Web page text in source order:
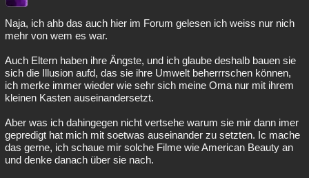
Naja, ich ahb das auch hier im Forum gelesen ich weiss nur nich
mehr von wem es war.
Auch Eltern haben ihre Ängste, und ich glaube deshalb bauen sie
sich die Illusion aufd, das sie ihre Umwelt beherrrschen können,
ich merke immer wieder wie sehr sich meine Oma nur mit ihrem
kleinen Kasten auseinandersetzt.
Aber was ich dahingegen nicht vertsehe warum sie mir dann imer
gepredigt hat mich mit soetwas auseinander zu setzten. Ic mache
das gerne, ich schaue mir solche Filme wie American Beauty an
und denke danach über sie nach.